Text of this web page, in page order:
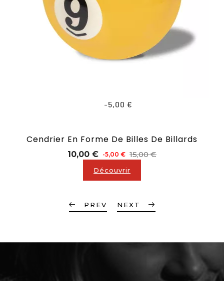
-5,00 €
Cendrier En Forme De Billes De Billards
10,00 € Prix
de
base
-5,00 € 15,00 €Prix
Découvrir
PREV NEXT